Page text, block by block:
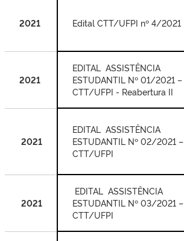
2021 Edital CTT/UFPI nº 4/2021
2021
EDITAL ASSISTÊNCIA
ESTUDANTIL Nº 01/2021 –
CTT/UFPI - Reabertura II
2021
EDITAL ASSISTÊNCIA
ESTUDANTIL Nº 02/2021 –
CTT/UFPI
2021
EDITAL ASSISTÊNCIA
ESTUDANTIL Nº 03/2021 –
CTT/UFPI